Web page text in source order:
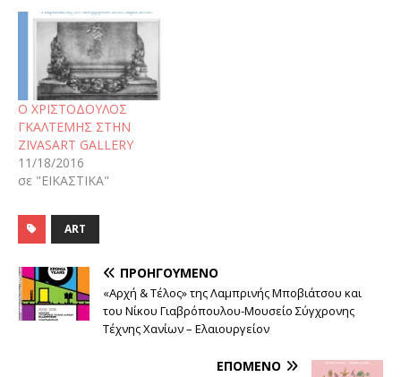
Ο ΧΡΙΣΤΟΔΟΥΛΟΣ
ΓΚΑΛΤΕΜΗΣ ΣΤΗΝ
ZIVASART GALLERY
11/18/2016
σε "ΕΙΚΑΣΤΙΚΑ"
ART
ΠΡΟΗΓΟΎΜΕΝΟ
«Αρχή & Τέλος» της Λαμπρινής Μποβιάτσου και
του Νίκου Γιαβρόπουλου-Μουσείο Σύγχρονης
Τέχνης Χανίων – Ελαιουργείον
ΕΠΌΜΕΝΟ